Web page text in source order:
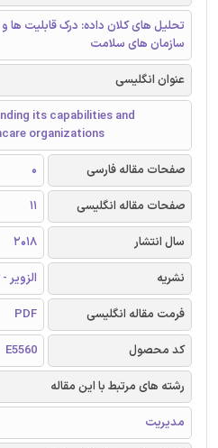
تحلیل های کلان داده: درک قابلیت ها
سازمان های سلامت
عنوان انگلیسی
its capabilities and
organizations
صفحات مقاله فارسی
0
صفحات مقاله انگلیسی
11
سال انتشار
2018
نشریه
الزویر - Elsevier
فرمت مقاله انگلیسی
PDF
کد محصول
E5560
رشته های مرتبط با این مقاله
مدیریت